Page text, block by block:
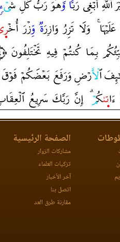
الصفحة الرئيسية
مشاركات الزوار
تزكيات العلماء
آخر الأخبار
اتصل بنا
مقارنة طرق العد